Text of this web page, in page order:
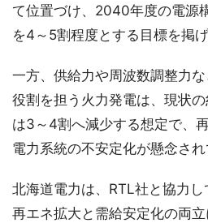
て位置づけ、2040年度の電源
を4～5割程度とする目標を掲げ
一方、供給力や周波数調整力
役割を担う火力発電は、現状
は3～4割へ減少する想定で、
電力系統の不安定化が懸念され
北海道電力は、RTL社と協力し
再エネ拡大と需給安定化の両